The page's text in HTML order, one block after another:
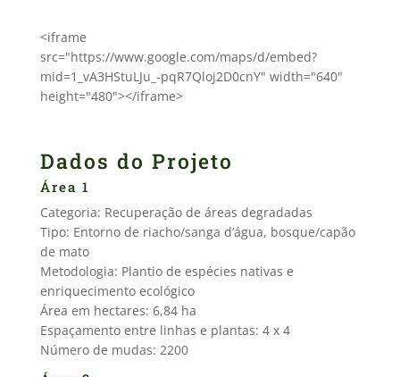
<iframe
src="https://www.google.com/maps/d/embed?
mid=1_vA3HStuLJu_-pqR7Qloj2D0cnY" width="640"
height="480"></iframe>
Dados do Projeto
Área 1
Categoria: Recuperação de áreas degradadas
Tipo: Entorno de riacho/sanga d’água, bosque/capão
de mato
Metodologia: Plantio de espécies nativas e
enriquecimento ecológico
Área em hectares: 6,84 ha
Espaçamento entre linhas e plantas: 4 x 4
Número de mudas: 2200